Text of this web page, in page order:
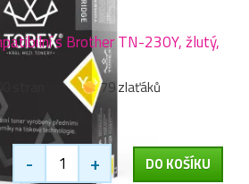
s Brother TN-230Y, žlutý,
stran
79 zlaťáků
- + DO KOŠÍKU